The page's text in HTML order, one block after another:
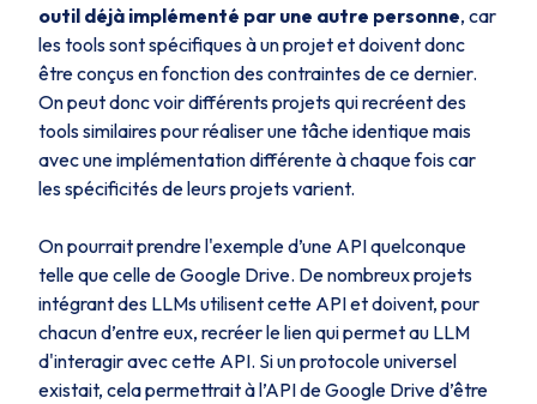
outil déjà implémenté par une autre personne, car
les tools sont spécifiques à un projet et doivent donc
être conçus en fonction des contraintes de ce dernier.
On peut donc voir différents projets qui recréent des
tools similaires pour réaliser une tâche identique mais
avec une implémentation différente à chaque fois car
les spécificités de leurs projets varient.
On pourrait prendre l'exemple d’une API quelconque
telle que celle de Google Drive. De nombreux projets
intégrant des LLMs utilisent cette API et doivent, pour
chacun d’entre eux, recréer le lien qui permet au LLM
d'interagir avec cette API. Si un protocole universel
existait, cela permettrait à l’API de Google Drive d’être